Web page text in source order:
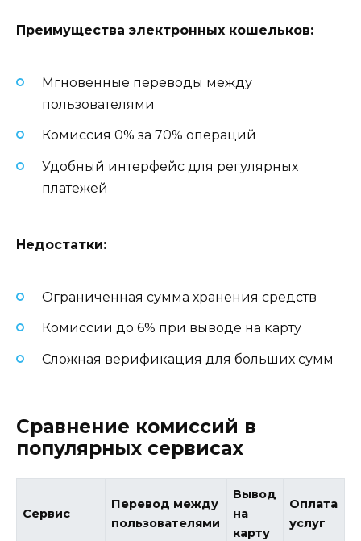
Преимущества электронных кошельков:
Мгновенные переводы между
пользователями
Комиссия 0% за 70% операций
Удобный интерфейс для регулярных
платежей
Недостатки:
Ограниченная сумма хранения средств
Комиссии до 6% при выводе на карту
Сложная верификация для больших сумм
Сравнение комиссий в
популярных сервисах
Сервис
Перевод между
пользователями
Вывод
на
карту
Оплата
услуг